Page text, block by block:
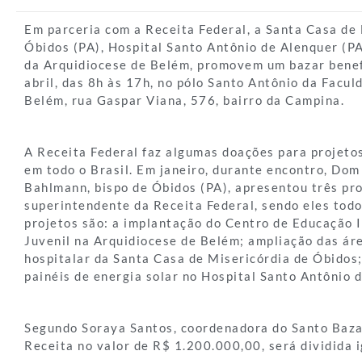
Em parceria com a Receita Federal, a Santa Casa
Óbidos (PA), Hospital Santo Antônio de Alenquer
da Arquidiocese de Belém, promovem um bazar
abril, das 8h às 17h, no pólo Santo Antônio da
Belém, rua Gaspar Viana, 576, bairro da Campina.
A Receita Federal faz algumas doações para
em todo o Brasil. Em janeiro, durante encontro,
Bahlmann, bispo de Óbidos (PA), apresentou três
superintendente da Receita Federal, sendo eles
projetos são: a implantação do Centro de
Juvenil na Arquidiocese de Belém; ampliação das
hospitalar da Santa Casa de Misericórdia de
painéis de energia solar no Hospital Santo Antônio
Segundo Soraya Santos, coordenadora do Santo
Receita no valor de R$ 1.200.000,00, será dividida